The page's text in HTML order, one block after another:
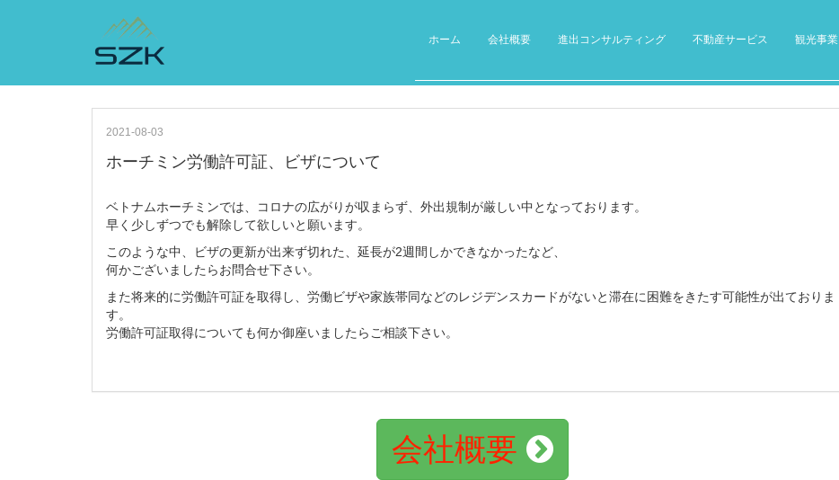
ホーム 会社概要 進出コンサルティング 不動産サービス 観光事業
2021-08-03
ホーチミン労働許可証、ビザについて
ベトナムホーチミンでは、コロナの広がりが収まらず、外出規制が厳しい中となっております。
早く少しずつでも解除して欲しいと願います。
このような中、ビザの更新が出来ず切れた、延長が2週間しかできなかったなど、
何かございましたらお問合せ下さい。
また将来的に労働許可証を取得し、労働ビザや家族帯同などのレジデンスカードがないと滞在に困難をきたす可能性が出ておりま
す。
労働許可証取得についても何か御座いましたらご相談下さい。
会社概要